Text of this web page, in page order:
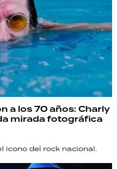
a los 70 años: Charly
mirada fotográfica
icono del rock nacional.